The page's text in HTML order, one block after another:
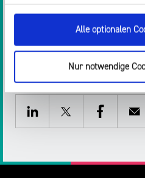
Alle optionalen
Nur notwendige
Teilen:
Twitter